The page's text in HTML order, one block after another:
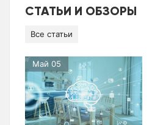
СТАТЬИ И ОБЗОРЫ
Все статьи
Май 05